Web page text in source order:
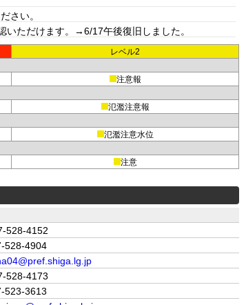
さい。
いただけます。→6/17午後復旧しました。
レベル2
注意報
氾濫注意報
氾濫注意水位
注意
528-4152
528-4904
528-4173
523-3613